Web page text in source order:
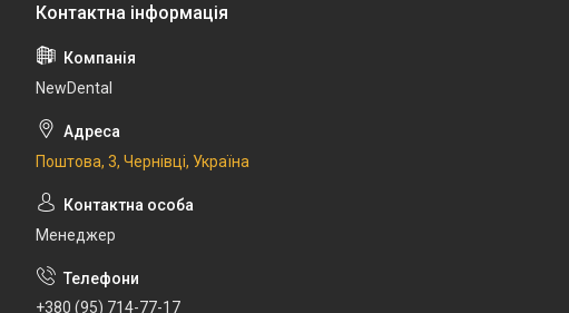
NewDental
Поштова, 3, Чернівці, Україна
Менеджер
+380 (95) 714-77-17